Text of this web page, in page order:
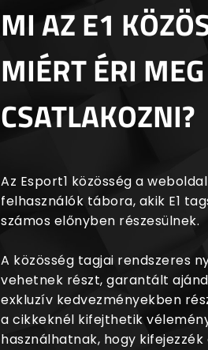
MI AZ E1
MIÉRT ÉRI MEG
CSATLAKOZNI?
Az Esport1 közösség a
felhasználók tábora, akik E1
számos előnyben részesülnek.
A közösség tagjai rendszeres
vehetnek részt, garantált
exkluzív kedvezményekben
a cikkeknél kifejthetik
használhatnak, hogy